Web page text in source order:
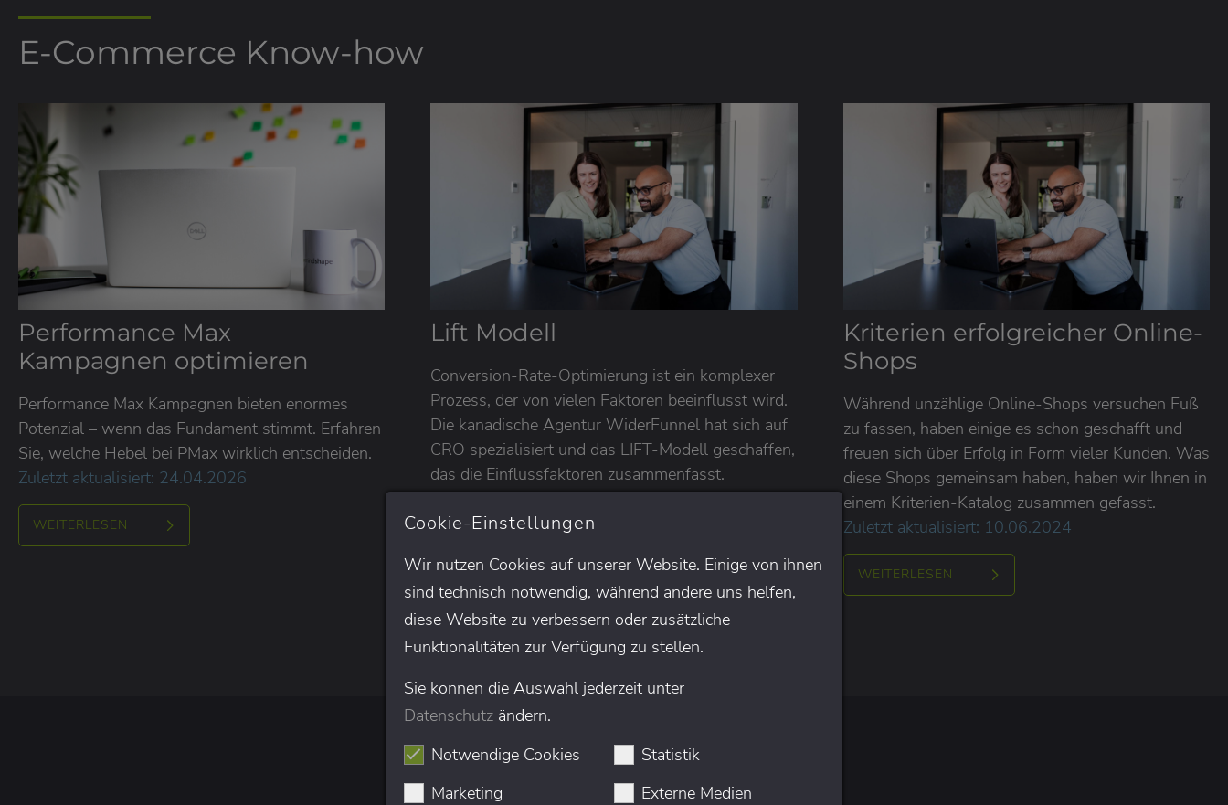
E-Commerce Know-how
Performance Max
Kampagnen optimieren
Performance Max Kampagnen bieten enormes
Potenzial – wenn das Fundament stimmt. Erfahren
Sie, welche Hebel bei PMax wirklich entscheiden.
Zuletzt aktualisiert: 24.04.2026
WEITERLESEN
Lift Modell
Conversion-Rate-Optimierung ist ein komplexer
Prozess, der von vielen Faktoren beeinflusst wird.
Die kanadische Agentur WiderFunnel hat sich auf
CRO spezialisiert und das LIFT-Modell geschaffen,
das die Einflussfaktoren zusammenfasst.
Zuletzt aktualisiert: 10.06.2024
Kriterien erfolgreicher Online-
Shops
Während unzählige Online-Shops versuchen Fuß
zu fassen, haben einige es schon geschafft und
freuen sich über Erfolg in Form vieler Kunden. Was
diese Shops gemeinsam haben, haben wir Ihnen in
einem Kriterien-Katalog zusammen gefasst.
Zuletzt aktualisiert: 10.06.2024
WEITERLESEN
Cookie-Einstellungen
Wir nutzen Cookies auf unserer Website. Einige von ihnen
sind technisch notwendig, während andere uns helfen,
diese Website zu verbessern oder zusätzliche
Funktionalitäten zur Verfügung zu stellen.
Sie können die Auswahl jederzeit unter
Datenschutz ändern.
Notwendige Cookies
Statistik
Marketing
Externe Medien